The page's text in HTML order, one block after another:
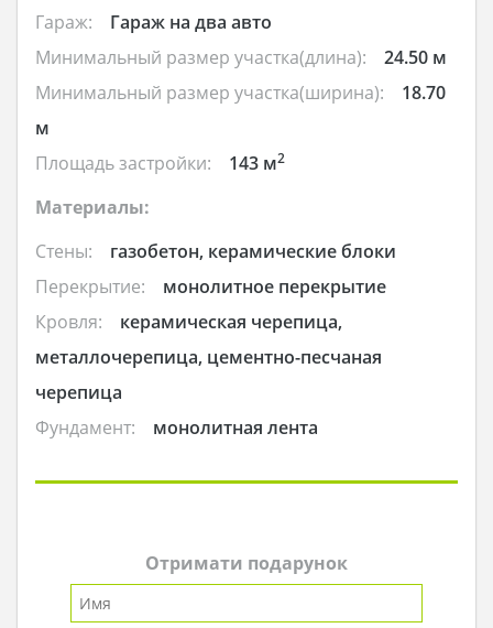
Гараж:
Гараж на два авто
Минимальный размер участка(длина):
24.50 м
Минимальный размер участка(ширина):
18.70
м
Площадь застройки:
143 м2
Материалы:
Стены:
газобетон, керамические блоки
Перекрытие:
монолитное перекрытие
Кровля:
керамическая черепица,
металлочерепица, цементно-песчаная
черепица
Фундамент:
монолитная лента
Отримати подарунок